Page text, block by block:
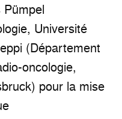
Université
(Département
oncologie,
pour la mise